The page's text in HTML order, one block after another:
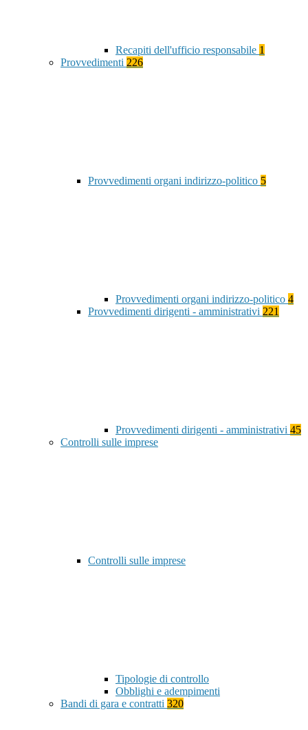
Recapiti dell'ufficio responsabile 1
Provvedimenti 226
Provvedimenti organi indirizzo-politico 5
Provvedimenti organi indirizzo-politico 4
Provvedimenti dirigenti - amministrativi 221
Provvedimenti dirigenti - amministrativi 45
Controlli sulle imprese
Controlli sulle imprese
Tipologie di controllo
Obblighi e adempimenti
Bandi di gara e contratti 320